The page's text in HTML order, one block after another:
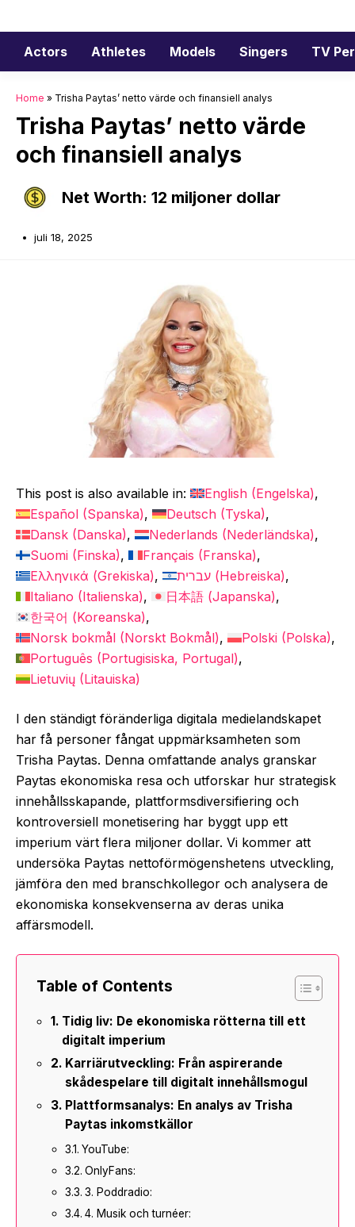
till
innehållActors Athletes Models Singers TV
Home » Trisha Paytas’ netto värde och finansiell analys
Trisha Paytas’ netto värde
och finansiell analys
Net Worth: 12 miljoner dollar
juli 18, 2025
This post is also available in: English (Engelska)
Español (Spanska) Deutsch (Tyska)
Dansk (Danska) Nederlands (Nederländska)
Suomi (Finska) Français (Franska)
Ελληνικά (Grekiska) עברית (Hebreiska)
Italiano (Italienska) 日本語 (Japanska)
한국어 (Koreanska)
Norsk bokmål (Norskt Bokmål) Polski (Polska)
Português (Portugisiska, Portugal)
Lietuvių (Litauiska)
I den ständigt föränderliga digitala medielandskapet
har få personer fångat uppmärksamheten som
Trisha Paytas. Denna omfattande analys granskar
Paytas ekonomiska resa och utforskar hur strategisk
innehållsskapande, plattformsdiversifiering och
kontroversiell monetisering har byggt upp ett
imperium värt flera miljoner dollar. Vi kommer att
undersöka Paytas nettoförmögenshetens utveckling,
jämföra den med branschkollegor och analysera de
ekonomiska konsekvenserna av deras unika
affärsmodell.
Table of Contents
Tidig liv: De ekonomiska rötterna till ett
digitalt imperium
Karriärutveckling: Från aspirerande
skådespelare till digitalt innehållsmogul
Plattformsanalys: En analys av Trisha
Paytas inkomstkällor
YouTube:
OnlyFans:
3. Poddradio:
4. Musik och turnéer: